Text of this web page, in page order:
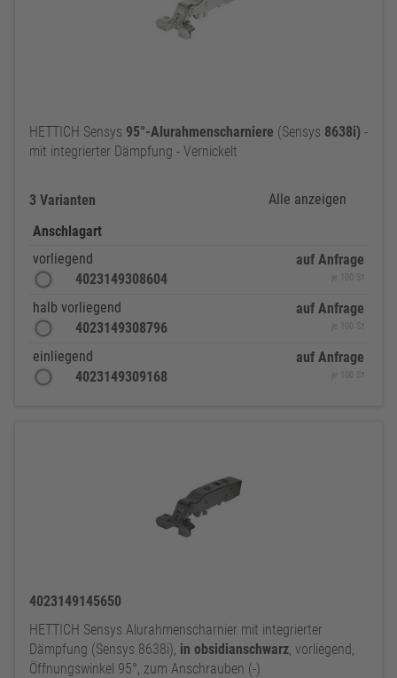
HETTICH Sensys 95°-Alurahmenscharniere (Sensys 8638i) -
mit integrierter Dämpfung - Vernickelt
3 Varianten
Alle anzeigen
Anschlagart
vorliegend
4023149308604
auf Anfrage
je 100 St
halb vorliegend
4023149308796
auf Anfrage
je 100 St
einliegend
4023149309168
auf Anfrage
je 100 St
4023149145650
HETTICH Sensys Alurahmenscharnier mit integrierter
Dämpfung (Sensys 8638i), in obsidianschwarz, vorliegend,
Öffnungswinkel 95°, zum Anschrauben (-)